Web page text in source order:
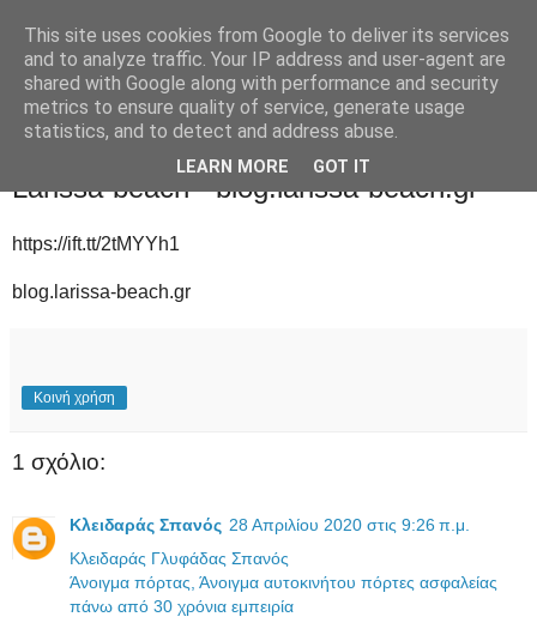
Larissa-beach - blog.larissa-beach.gr
https://ift.tt/2tMYYh1
blog.larissa-beach.gr
Κοινή χρήση
1 σχόλιο:
Κλειδαράς Σπανός 28 Απριλίου 2020 στις 9:26 π.μ.
Κλειδαράς Γλυφάδας Σπανός
Άνοιγμα πόρτας, Άνοιγμα αυτοκινήτου πόρτες ασφαλείας
πάνω από 30 χρόνια εμπειρία
This site uses cookies from Google to deliver its services
and to analyze traffic. Your IP address and user-agent are
shared with Google along with performance and security
metrics to ensure quality of service, generate usage
statistics, and to detect and address abuse.
LEARN MORE GOT IT